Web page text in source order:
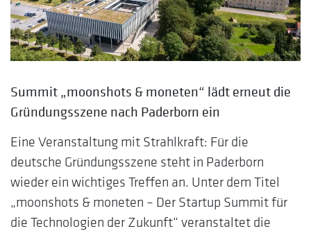
Summit „moonshots & moneten“ lädt erneut die
Gründungsszene nach Paderborn ein
Eine Veranstaltung mit Strahlkraft: Für die
deutsche Gründungsszene steht in Paderborn
wieder ein wichtiges Treffen an. Unter dem Titel
„moonshots & moneten – Der Startup Summit für
die Technologien der Zukunft“ veranstaltet die